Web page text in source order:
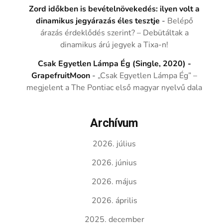
Zord időkben is bevételnövekedés: ilyen volt a
dinamikus jegyárazás éles tesztje - Belépő
árazás érdeklődés szerint? – Debütáltak a
dinamikus árú jegyek a Tixa-n!
Csak Egyetlen Lámpa Ég (Single, 2020) -
GrapefruitMoon - „Csak Egyetlen Lámpa Ég” –
megjelent a The Pontiac első magyar nyelvű dala
Archívum
2026. július
2026. június
2026. május
2026. április
2025. december